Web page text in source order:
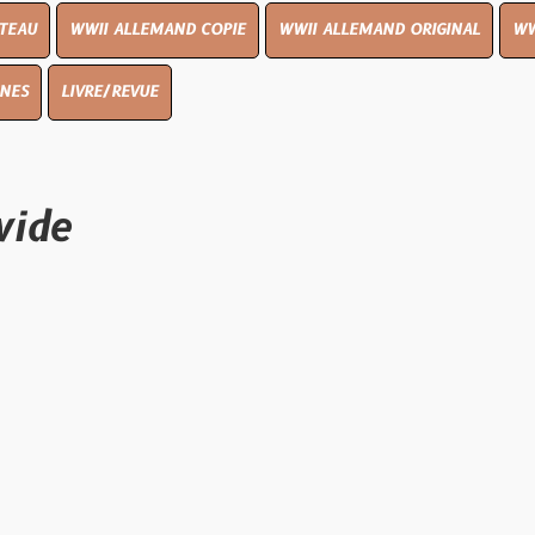
ALLEMAND COPIE WWII ALLEMAND ORIGINAL WWII UK